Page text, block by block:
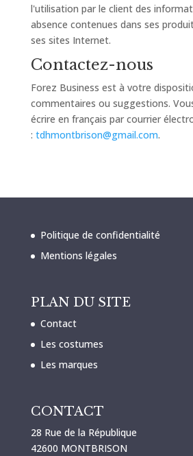
l'utilisation par le client des
absence contenues dans ses
ses sites Internet.
Contactez-nous
Forez Business est à votre
commentaires ou suggestions.
écrire en français par courrier
: tdhmontbrison@gmail.com.
Politique de confidentialité
Mentions légales
PLAN DU SITE
Contact
Les costumes
Les marques
CONTACT
28 Rue de la République
42600 MONTBRISON